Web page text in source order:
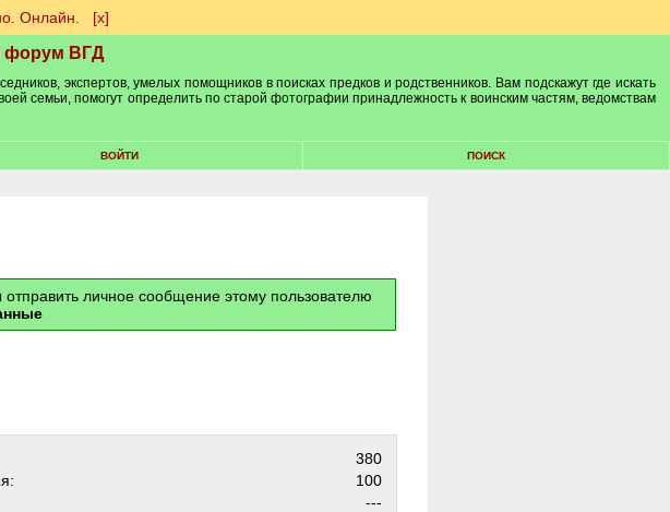
Онлайн. [х]
форум ВГД
экспертов, умелых помощников в поисках предков и родственников. Вам подскажут где искать
семьи, помогут определить по старой фотографии принадлежность к воинским частям, ведомствам
ВОЙТИ ПОИСК
отправить личное сообщение этому пользователю
380
100
---